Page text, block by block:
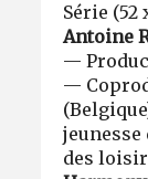
Série (52
Antoine
—
—
jeunesse
des